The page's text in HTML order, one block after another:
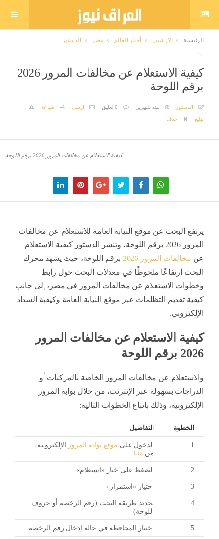
الرئيسية الارشيف أخبار العالم مصر الدستور
كيفية الاستعلام عن مخالفات المرور 2026
برقم اللوحة
الدستور منذ شهرين 0 تعليق ارسل
طباعة
تبليغ
حذف
كيفية الاستعلام عن مخالفات المرور 2026 برقم اللوحة
يرتفع البحث عن موقع النيابة العامة للاستعلام عن مخالفات
المرور 2026 برقم اللوحة، وتنشر الدستور كيفية الاستعلام
عن مخالفات المرور 2026
برقم اللوحة، حيث يشهد محرك
البحث ارتفاعًا ملحوظًا في معدلات البحث حول رابط
وخطوات الاستعلام عن مخالفات المرور في مصر، إلى جانب
كيفية تقديم التظلمات عبر موقع النيابة العامة وكيفية السداد
الإلكتروني.
كيفية الاستعلام عن مخالفات المرور
2026 برقم اللوحة
والاستعلام عن مخالفات المرور الخاصة بالمركبات أو
الدراجات بسهولة عبر الإنترنت، من خلال بوابة المرور
الإلكترونية، وذلك باتباع الخطوات التالية:
الخطوة التفاصيل
1 الدخول على موقع بوابة المرور
الإلكترونية،
من هنـا
2 الضغط على خيار «استعلام»
3 اختيار «استمرار»
4
تحديد طريقة البحث (رقم الرخصة أو حروف
اللوحة)
5 اختيار المحافظة في حالة إدخال رقم الرخصة